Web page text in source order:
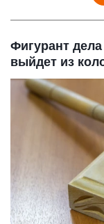
Фигурант
выйдет из